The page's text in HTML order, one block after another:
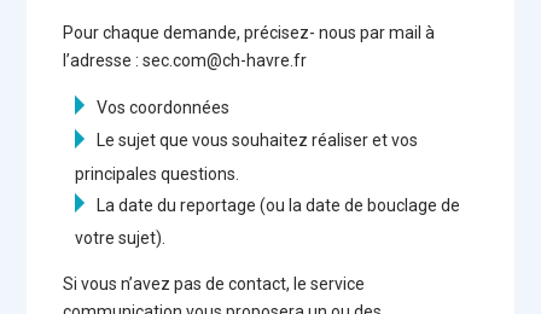
Pour chaque demande, précisez- nous par mail à
l’adresse : sec.com@ch-havre.fr
Vos coordonnées
Le sujet que vous souhaitez réaliser et vos
principales questions.
La date du reportage (ou la date de bouclage de
votre sujet).
Si vous n’avez pas de contact, le service